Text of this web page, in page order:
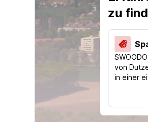
zu
von
in einer